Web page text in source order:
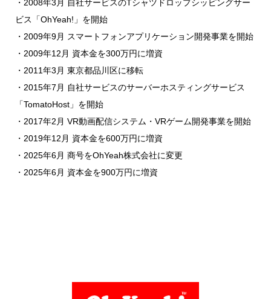
・2008年3月 自社サービスのTシャツドロップシッピングサー
ビス「OhYeah!」を開始
・2009年9月 スマートフォンアプリケーション開発事業を開始
・2009年12月 資本金を300万円に増資
・2011年3月 東京都品川区に移転
・2015年7月 自社サービスのサーバーホスティングサービス
「TomatoHost」を開始
・2017年2月 VR動画配信システム・VRゲーム開発事業を開始
・2019年12月 資本金を600万円に増資
・2025年6月 商号をOhYeah株式会社に変更
・2025年6月 資本金を900万円に増資